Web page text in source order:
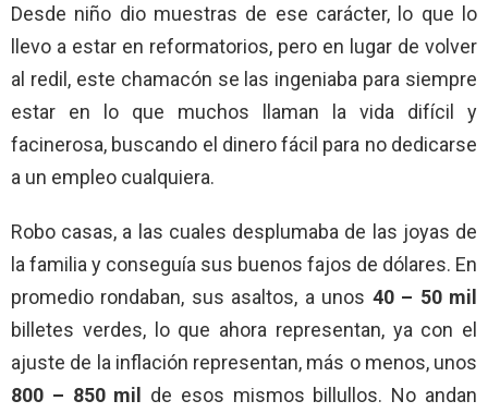
Desde niño dio muestras de ese carácter, lo que lo
llevo a estar en reformatorios, pero en lugar de volver
al redil, este chamacón se las ingeniaba para siempre
estar en lo que muchos llaman la vida difícil y
facinerosa, buscando el dinero fácil para no dedicarse
a un empleo cualquiera.
Robo casas, a las cuales desplumaba de las joyas de
la familia y conseguía sus buenos fajos de dólares. En
promedio rondaban, sus asaltos, a unos 40 – 50 mil
billetes verdes, lo que ahora representan, ya con el
ajuste de la inflación representan, más o menos, unos
800 – 850 mil de esos mismos billullos. No andan